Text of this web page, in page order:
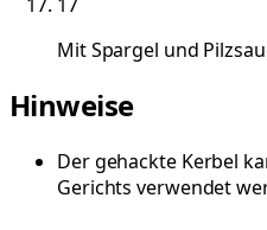
Mit Spargel und
Hinweise
Der gehackte Kerbel
Gerichts verwendet